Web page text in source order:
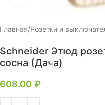
Главная Розетки и
Schneider Этюд
сосна (Дача)
608.00 ₽